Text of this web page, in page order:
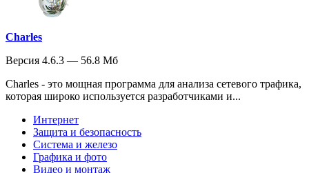
Charles
Версия 4.6.3 — 56.8 Мб
Charles - это мощная программа для анализа сетевого трафика,
которая широко используется разработчиками и...
Интернет
Защита и безопасность
Система и железо
Графика и фото
Видео и монтаж